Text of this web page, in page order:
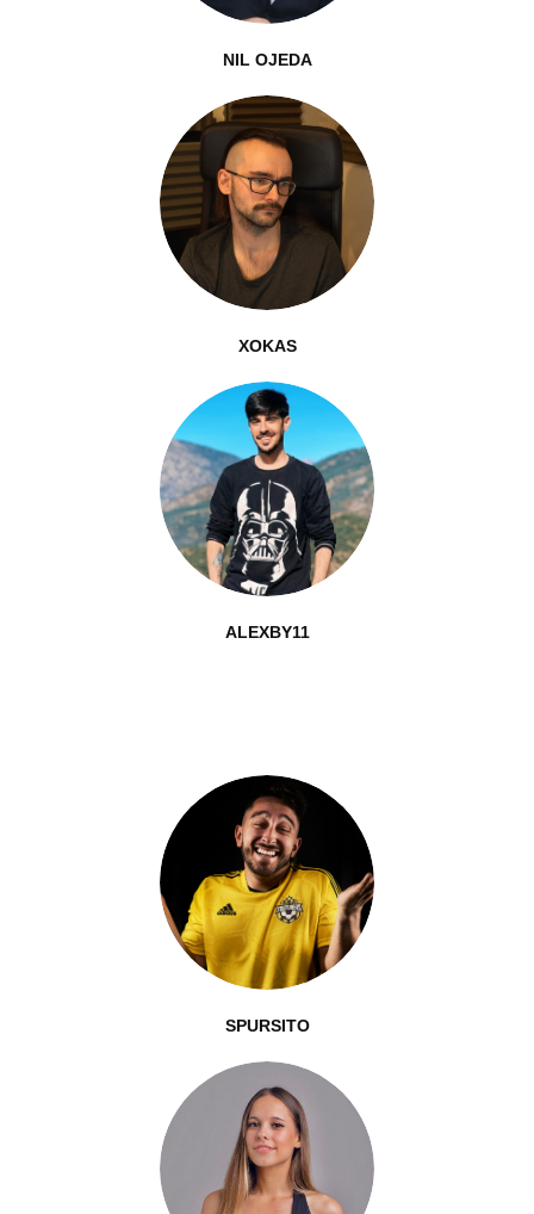
NIL OJEDA
XOKAS
ALEXBY11
SPURSITO